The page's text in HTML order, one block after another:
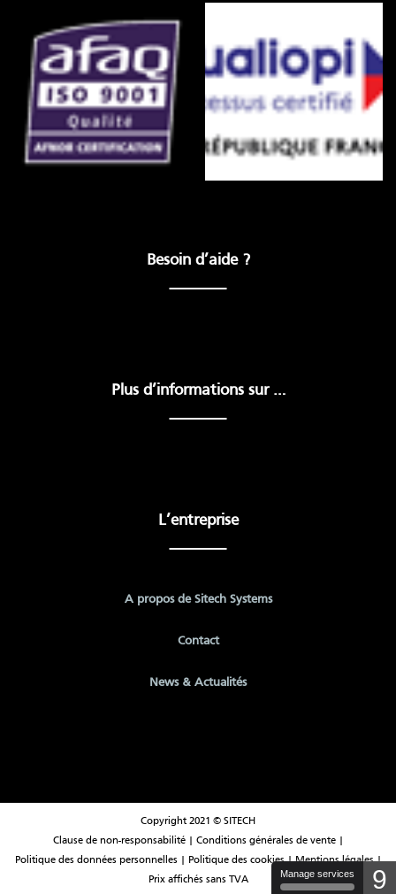
Besoin d’aide ?
Plus d’informations sur …
L’entreprise
A propos de Sitech Systems
Contact
News & Actualités
Copyright 2021 © SITECH
Clause de non-responsabilité| Conditions générales de vente
Politique des données personnelles
Politique des cookies|Mentions légales|
Prix affichés sans TVA
Manage services 9